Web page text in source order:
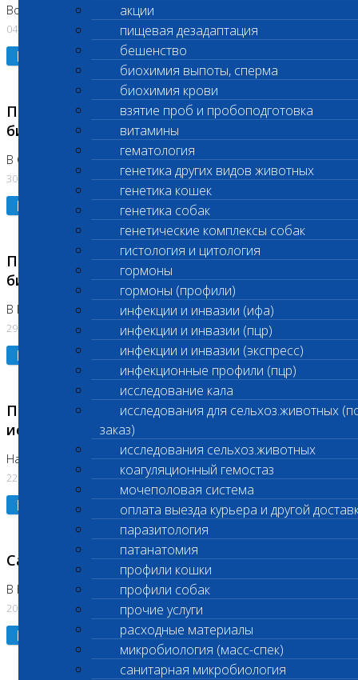
акции
пищевая дезадаптация
бешенство
биохимия выпоты, сперма
биохимия крови
взятие проб и пробоподготовка
витамины
гематология
генетика других видов животных
генетика кошек
генетика собак
генетические комплексы собак
гистология и цитология
гормоны
гормоны (профили)
инфекции и инвазии (ифа)
инфекции и инвазии (пцр)
инфекции и инвазии (экспресс)
инфекционные профили (пцр)
исследование кала
исследования для сельхоз.животных
заказ)
исследования сельхоз.животных
коагуляционный гемостаз
мочеполовая система
оплата выезда курьера и другой
паразитология
патанатомия
профили кошки
профили собак
прочие услуги
расходные материалы
микробиология (масс-спек)
санитарная микробиология
Во Владыкино
04.08.2026
Подробнее
Приостановлено выполнение срочных
биохимических исследований
В Сколково. Код (123,309,310)
30.07.2026
Подробнее
Приостановлено выполнение срочных
биохимических исследований
В Бутово 29.07.26
29.07.2026
Подробнее
Приостановлено выполнение биохимических
исследований
На Нагорной. Код ( 123,310,309)
22.07.2026
Подробнее
Санитарные дни
В Коломне 24.07.2026 и 28.07.2026
20.07.2026
Подробнее